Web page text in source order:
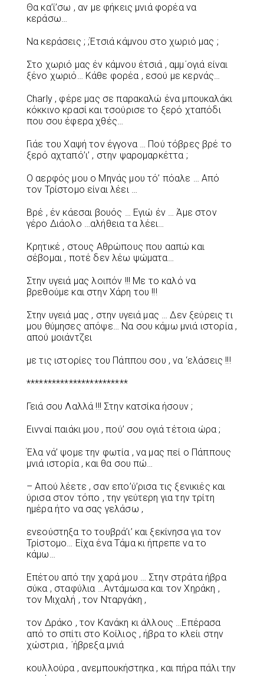
Θα κα’ί’σω , αν με φήκεις μνιά φορέα να
κεράσω…
Να κεράσεις ; ;Έτσιά κάμνου στο χωριό μας ;
Στο χωριό μας έν κάμνου έτσιά , αμμ΄ογιά είναι
ξένο χωριό… Κάθε φορέα , εσού με κερνάς…
Charly , φέρε μας σε παρακαλώ ένα μπουκαλάκι
κόκκινο κρασί και τσούρισε το ξερό χταπόδι
που σου έφερα χθές…
Γιάε του Χαψή τον έγγονα … Πού τόβρες βρέ το
ξερό αχταπό’ι’ , στην ψαρομαρκέττα ;
Ο αερφός μου ο Μηνάς μου τό’ πόαλε … Από
τον Τρίστομο είναι λέει …
Βρέ , έν κάεσαι βουός … Εγιώ έν … Άμε στον
γέρο Διάολο …αλήθεια τα λέει…
Κρητικέ , στους Αθρώπους που ααπώ και
σέβομαι , ποτέ δεν λέω ψώματα…
Στην υγειά μας λοιπόν !!! Με το καλό να
βρεθούμε και στην Χάρη του !!!
Στην υγειά μας , στην υγειά μας … Δεν ξεύρεις τι
μου θύμησες απόψε… Να σου κάμω μνιά ιστορία ,
απού μοιάντζει
με τις ιστορίες του Πάππου σου , να ‘ελάσεις !!!
************************
Γειά σου Λαλλά !!! Στην κατσίκα ήσουν ;
Εινναί παιάκι μου , πού’ σου ογιά τέτοια ώρα ;
Έλα νά’ ψομε την φωτία , να μας πεί ο Πάππους
μνιά ιστορία , και θα σου πώ…
– Απού λέετε , σαν επο’ύ’ρισα τις ξενικιές και
ύρισα στον τόπο , την γεύτερη για την τρίτη
ημέρα ήτο να σας γελάσω ,
ενεούστηξα το τουβρά’ι’ και ξεκίνησα για τον
Τρίστομο… Είχα ένα Τάμα κι ήπρεπε να το
κάμω…
Επέτου από την χαρά μου … Στην στράτα ήβρα
σύκα , σταφύλια …Αντάμωσα και τον Χηράκη ,
τον Μιχαλή , τον Νταργάκη ,
τον Δράκο , τον Κανάκη κι άλλους …Επέρασα
από το σπίτι στο Κοίλιος , ήβρα το κλείι στην
χώστρια , ΄ήβρεξα μνιά
κουλλούρα , ανεμπουκήστηκα , και πήρα πάλι την